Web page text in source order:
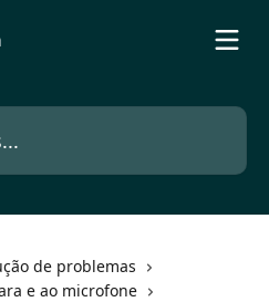
de problemas
e ao microfone